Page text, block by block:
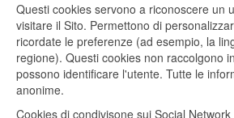
Questi cookies servono a riconoscere un
visitare il Sito. Permettono di
ricordate le preferenze (ad esempio, la
regione). Questi cookies non raccolgono
possono identificare l'utente. Tutte le
anonime.
Cookies di condivisone sui Social Network